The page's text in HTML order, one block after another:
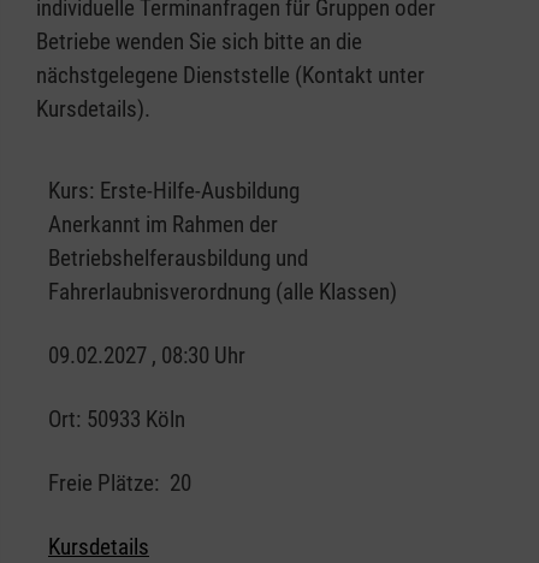
individuelle Terminanfragen für Gruppen oder
Betriebe wenden Sie sich bitte an die
nächstgelegene Dienststelle (Kontakt unter
Kursdetails).
Kurs: Erste-Hilfe-Ausbildung
Anerkannt im Rahmen der
Betriebshelferausbildung und
Fahrerlaubnisverordnung (alle Klassen)
09.02.2027 , 08:30 Uhr
Ort: 50933 Köln
Freie Plätze: 20
Kursdetails